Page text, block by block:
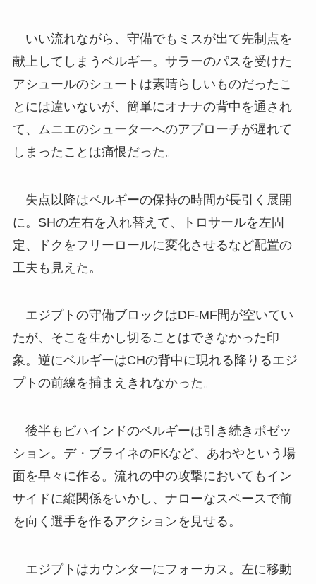
いい流れながら、守備でもミスが出て先制点を
献上してしまうベルギー。サラーのパスを受けた
アシュールのシュートは素晴らしいものだったこ
とには違いないが、簡単にオナナの背中を通され
て、ムニエのシューターへのアプローチが遅れて
しまったことは痛恨だった。
失点以降はベルギーの保持の時間が長引く展開
に。SHの左右を入れ替えて、トロサールを左固
定、ドクをフリーロールに変化させるなど配置の
工夫も見えた。
エジプトの守備ブロックはDF-MF間が空いてい
たが、そこを生かし切ることはできなかった印
象。逆にベルギーはCHの背中に現れる降りるエジ
プトの前線を捕まえきれなかった。
後半もビハインドのベルギーは引き続きポゼッ
ション。デ・ブライネのFKなど、あわやという場
面を早々に作る。流れの中の攻撃においてもイン
サイドに縦関係をいかし、ナローなスペースで前
を向く選手を作るアクションを見せる。
エジプトはカウンターにフォーカス。左に移動